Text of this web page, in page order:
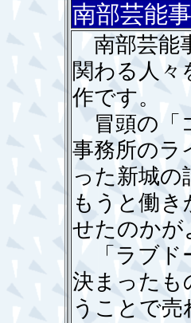
南部芸
南部芸能
関わる人々
作です。
冒頭の「
事務所のラ
った新城
もうと働
せたのかが
「ラブド
決まったも
うことで